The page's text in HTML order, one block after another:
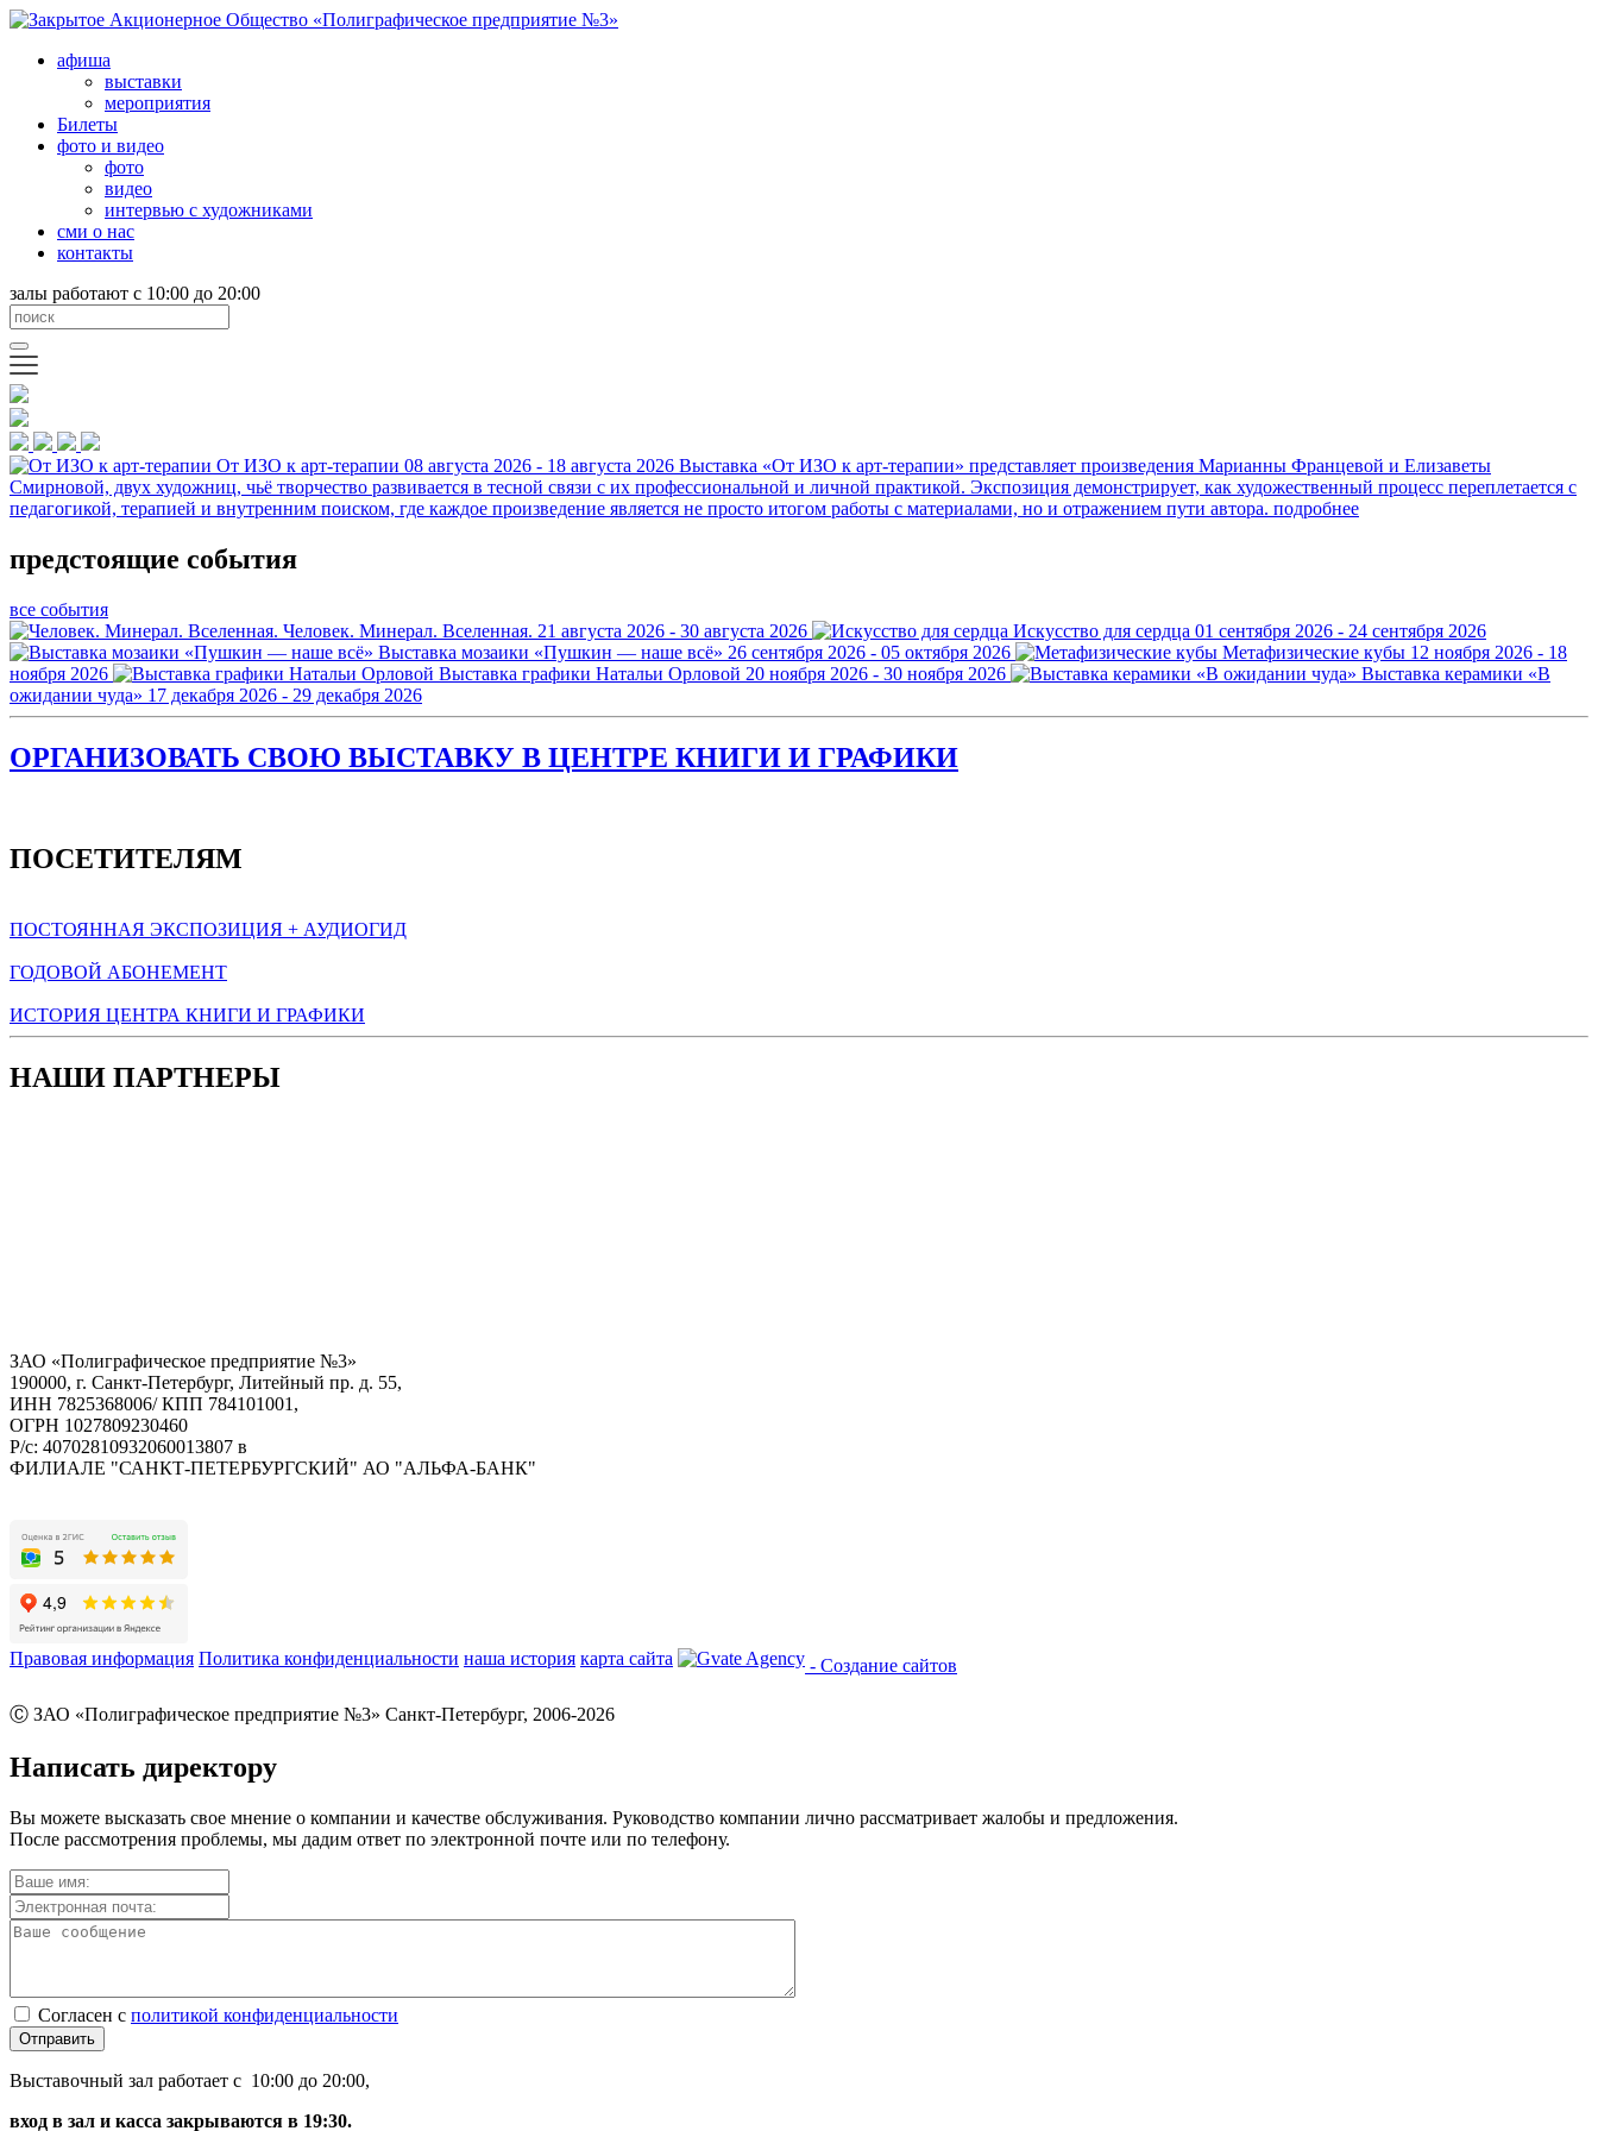
афиша
выставки
мероприятия
Билеты
фото и видео
фото
видео
интервью с художниками
сми о нас
контакты
залы работают с 10:00 до 20:00
От ИЗО к арт-терапии 08 августа 2026 - 18 августа 2026 Выставка «От ИЗО к арт-терапии» представляет произведения Марианны Францевой и Елизаветы
Смирновой, двух художниц, чьё творчество развивается в тесной связи с их профессиональной и личной практикой. Экспозиция демонстрирует, как художественный процесс переплетается с
педагогикой, терапией и внутренним поиском, где каждое произведение является не просто итогом работы с материалами, но и отражением пути автора. подробнее
предстоящие события
все события
Человек. Минерал. Вселенная. 21 августа 2026 - 30 августа 2026 Искусство для сердца 01 сентября 2026 - 24 сентября 2026
Выставка мозаики «Пушкин — наше всё» 26 сентября 2026 - 05 октября 2026 Метафизические кубы 12 ноября 2026 - 18
ноября 2026
Выставка графики Натальи Орловой 20 ноября 2026 - 30 ноября 2026
Выставка керамики «В
ожидании чуда» 17 декабря 2026 - 29 декабря 2026
ОРГАНИЗОВАТЬ СВОЮ ВЫСТАВКУ В ЦЕНТРЕ КНИГИ И ГРАФИКИ
ПОСЕТИТЕЛЯМ
ПОСТОЯННАЯ ЭКСПОЗИЦИЯ + АУДИОГИД
ГОДОВОЙ АБОНЕМЕНТ
ИСТОРИЯ ЦЕНТРА КНИГИ И ГРАФИКИ
НАШИ ПАРТНЕРЫ
ЗАО «Полиграфическое предприятие №3»
190000, г. Санкт-Петербург, Литейный пр. д. 55,
ИНН 7825368006/ КПП 784101001,
ОГРН 1027809230460
Р/с: 40702810932060013807 в
ФИЛИАЛЕ "САНКТ-ПЕТЕРБУРГСКИЙ" АО "АЛЬФА-БАНК"
Правовая информация Политика конфиденциальности наша история карта сайта - Создание сайтов
Ⓒ ЗАО «Полиграфическое предприятие №3» Санкт-Петербург, 2006-2026
Написать директору
Вы можете высказать свое мнение о компании и качестве обслуживания. Руководство компании лично рассматривает жалобы и предложения.
После рассмотрения проблемы, мы дадим ответ по электронной почте или по телефону.
Согласен с политикой конфиденциальности
Отправить
Выставочный зал работает с 10:00 до 20:00,
вход в зал и касса закрываются в 19:30.